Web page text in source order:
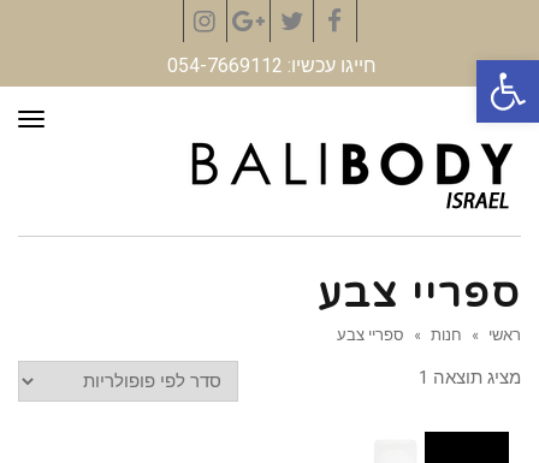
פתח סרגל נגישות
Facebook
Twitter
Google+
Instagram
חייגו עכשיו: 054-7669112
ספריי צבע
ראשי » חנות » ספריי צבע
מציג תוצאה 1